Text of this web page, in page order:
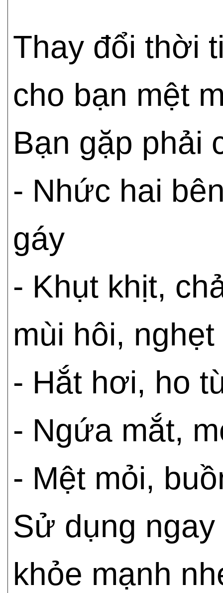
Thay đổi thời
cho bạn mệt
Bạn gặp phải
- Nhức hai
gáy
- Khụt khịt,
mùi hôi, nghẹt
- Hắt hơi, ho
- Ngứa mắt,
- Mệt mỏi,
Sử dụng
khỏe mạnh